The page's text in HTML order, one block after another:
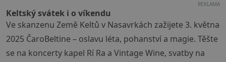
REKLAMA
Keltský svátek i o víkendu
Ve skanzenu Země Keltů v Nasavrkách zažijete 3. května
2025 ČaroBeltine – oslavu léta, pohanství a magie. Těšte
se na koncerty kapel Rí Ra a Vintage Wine, svatby na